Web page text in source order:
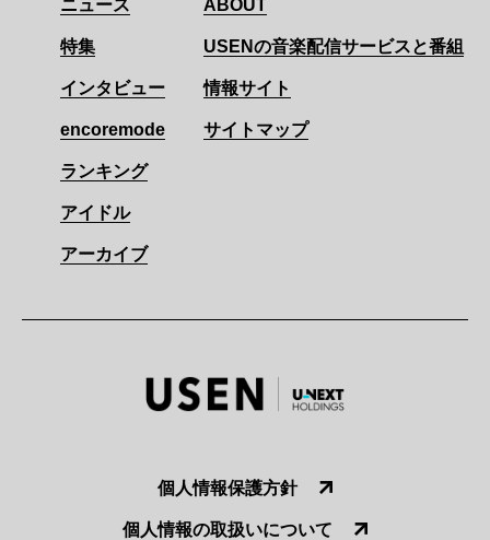
ニュース
特集
インタビュー
encoremode
ランキング
アイドル
アーカイブ
ABOUT
USENの音楽配信サービスと番組
情報サイト
サイトマップ
個人情報保護方針
個人情報の取扱いについて